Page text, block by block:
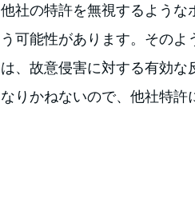
社の特許を無視するよう
可能性があります。そのよ
、故意侵害に対する有効
りかねないので、他社特